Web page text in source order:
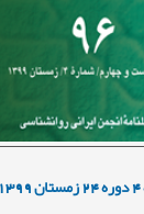
دوره24 زمستان1399